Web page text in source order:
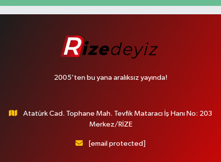
2005'ten bu yana aralıksız yayında!
Atatürk Cad. Tophane Mah. Tevfik Mataracı İş Hanı No: 203
Merkez/RİZE
[email protected]